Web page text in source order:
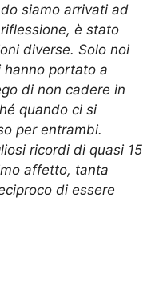
siamo arrivati ad
è stato
diverse. Solo noi
hanno portato a
di non cadere in
quando ci si
per entrambi.
ricordi di quasi 15
affetto, tanta
di essere